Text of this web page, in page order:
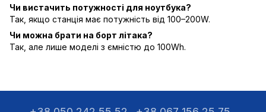
Чи вистачить потужності для ноутбука?
Так, якщо станція має потужність від 100–200W.
Чи можна брати на борт літака?
Так, але лише моделі з ємністю до 100Wh.